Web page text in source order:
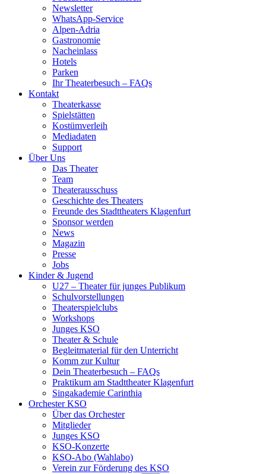
Newsletter
WhatsApp-Service
Alpen-Adria
Gastronomie
Nacheinlass
Hotels
Parken
Ihr Theaterbesuch – FAQs
Kontakt
Theaterkasse
Spielstätten
Kostümverleih
Mediadaten
Support
Über Uns
Das Theater
Team
Theaterausschuss
Geschichte des Theaters
Freunde des Stadttheaters Klagenfurt
Sponsor werden
News
Magazin
Presse
Jobs
Kinder & Jugend
U27 – Theater für junges Publikum
Schulvorstellungen
Theaterspielclubs
Workshops
Junges KSO
Theater & Schule
Begleitmaterial für den Unterricht
Komm zur Kultur
Dein Theaterbesuch – FAQs
Praktikum am Stadttheater Klagenfurt
Singakademie Carinthia
Orchester KSO
Über das Orchester
Mitglieder
Junges KSO
KSO-Konzerte
KSO-Abo (Wahlabo)
Verein zur Förderung des KSO